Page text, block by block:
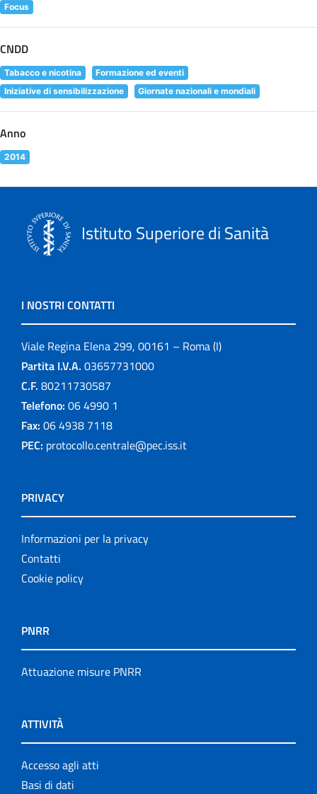
Focus
CNDD
Tabacco e nicotina
Formazione ed eventi
Iniziative di sensibilizzazione
Giornate nazionali e mondiali
Anno
2014
Istituto Superiore di Sanità
I NOSTRI CONTATTI
Viale Regina Elena 299, 00161 – Roma (I)
Partita I.V.A. 03657731000
C.F. 80211730587
Telefono: 06 4990 1
Fax: 06 4938 7118
PEC: protocollo.centrale@pec.iss.it
PRIVACY
Informazioni per la privacy
Contatti
Cookie policy
PNRR
Attuazione misure PNRR
ATTIVITÀ
Accesso agli atti
Basi di dati